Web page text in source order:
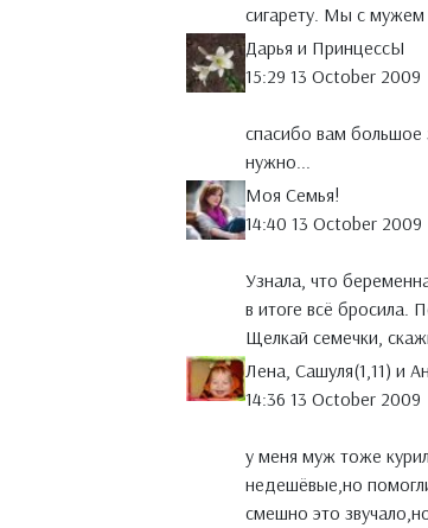
сигарету. Мы с мужем
Дарья и ПринцессЫ
15:29 13 October 2009
спасибо вам большое
нужно...
Моя Семья!
14:40 13 October 2009
Узнала, что
в итоге всё бросила.
Щелкай семечки,
Лена, Сашуля(1,11) и
14:36 13 October 2009
у меня муж тоже
недешёвые,но
смешно это